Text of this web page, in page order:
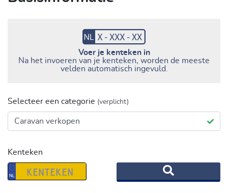
Selecteer een categorie (verplicht)
Kenteken
Voer je kenteken in
Na het invoeren van je kenteken, worden de meeste
velden automatisch ingevuld.